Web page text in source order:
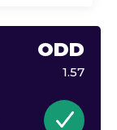
ODD
1.57